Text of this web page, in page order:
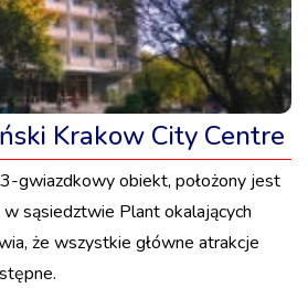
Krakow City Centre
gwiazdkowy obiekt, położony jest
sąsiedztwie Plant okalających
że wszystkie główne atrakcje